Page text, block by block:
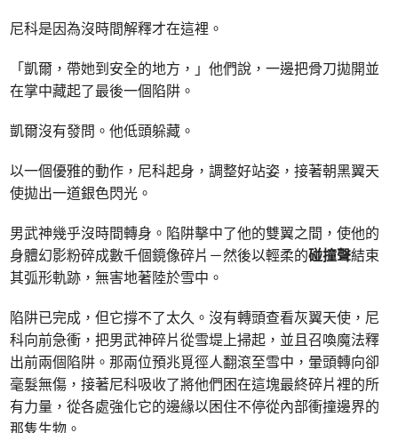
尼科是因為沒時間解釋才在這裡。
「凱爾，帶她到安全的地方，」他們說，一邊把骨刀拋開並
在掌中藏起了最後一個陷阱。
凱爾沒有發問。他低頭躲藏。
以一個優雅的動作，尼科起身，調整好站姿，接著朝黑翼天
使拋出一道銀色閃光。
男武神幾乎沒時間轉身。陷阱擊中了他的雙翼之間，使他的
身體幻影粉碎成數千個鏡像碎片－然後以輕柔的碰撞聲結束
其弧形軌跡，無害地著陸於雪中。
陷阱已完成，但它撐不了太久。沒有轉頭查看灰翼天使，尼
科向前急衝，把男武神碎片從雪堤上掃起，並且召喚魔法釋
出前兩個陷阱。那兩位預兆覓徑人翻滾至雪中，暈頭轉向卻
毫髮無傷，接著尼科吸收了將他們困在這塊最終碎片裡的所
有力量，從各處強化它的邊緣以困住不停從內部衝撞邊界的
那隻生物。